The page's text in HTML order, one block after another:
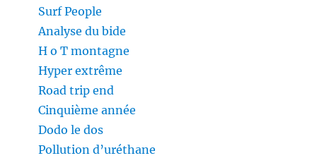
Surf People
Analyse du bide
H o T montagne
Hyper extrême
Road trip end
Cinquième année
Dodo le dos
Pollution d’uréthane